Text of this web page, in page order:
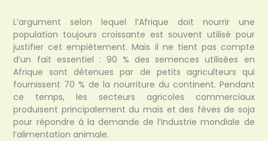
L’argument selon lequel l’Afrique doit nourrir une
population toujours croissante est souvent utilisé pour
justifier cet empiètement. Mais il ne tient pas compte
d’un fait essentiel : 90 % des semences utilisées en
Afrique sont détenues par de petits agriculteurs qui
fournissent 70 % de la nourriture du continent. Pendant
ce temps, les secteurs agricoles commerciaux
produisent principalement du maïs et des fèves de soja
pour répondre à la demande de l’industrie mondiale de
l’alimentation animale.